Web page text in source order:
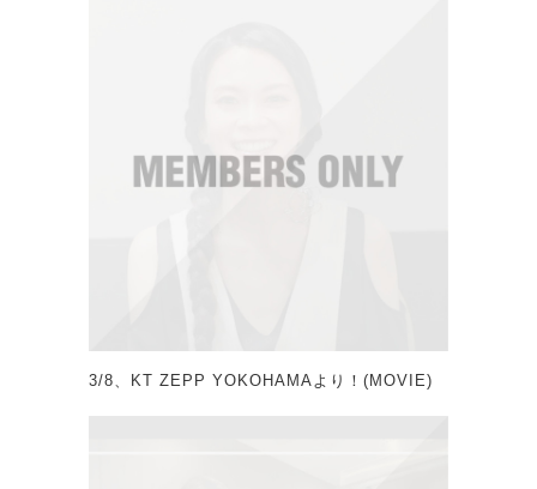
3/8、KT ZEPP YOKOHAMAより！(MOVIE)